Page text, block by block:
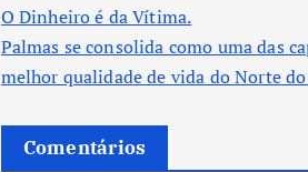
O Dinheiro é da Vítima.
Palmas se consolida como uma das
melhor qualidade de vida do Norte
Comentários